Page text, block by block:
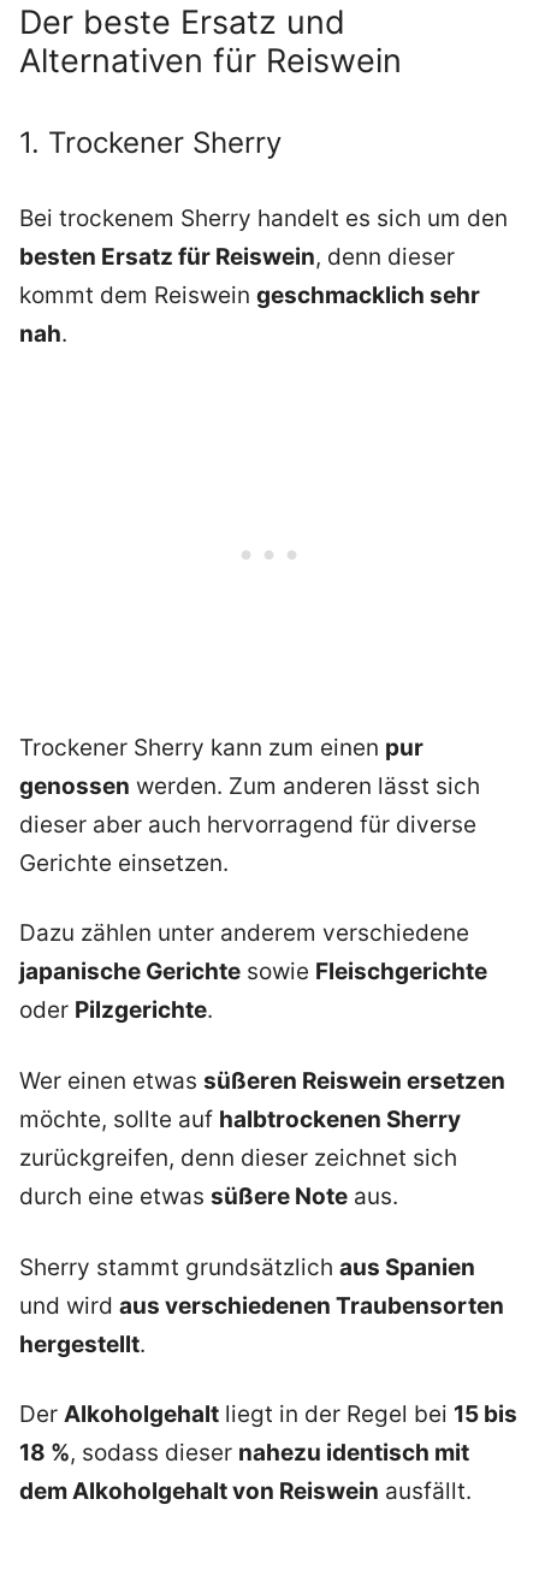
Der beste Ersatz und
Alternativen für Reiswein
1. Trockener Sherry
Bei trockenem Sherry handelt es sich um den
besten Ersatz für Reiswein, denn dieser
kommt dem Reiswein geschmacklich sehr
nah.
Trockener Sherry kann zum einen pur
genossen werden. Zum anderen lässt sich
dieser aber auch hervorragend für diverse
Gerichte einsetzen.
Dazu zählen unter anderem verschiedene
japanische Gerichte sowie Fleischgerichte
oder Pilzgerichte.
Wer einen etwas süßeren Reiswein ersetzen
möchte, sollte auf halbtrockenen Sherry
zurückgreifen, denn dieser zeichnet sich
durch eine etwas süßere Note aus.
Sherry stammt grundsätzlich aus Spanien
und wird aus verschiedenen Traubensorten
hergestellt.
Der Alkoholgehalt liegt in der Regel bei 15 bis
18 %, sodass dieser nahezu identisch mit
dem Alkoholgehalt von Reiswein ausfällt.